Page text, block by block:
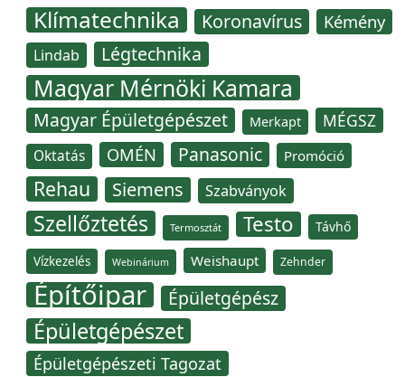
Klímatechnika Koronavírus Kémény
Lindab Légtechnika
Magyar Mérnöki Kamara
Magyar Épületgépészet Merkapt MÉGSZ
Oktatás OMÉN Panasonic Promóció
Rehau Siemens Szabványok
Szellőztetés Termosztát Testo Távhő
Vízkezelés Webinárium Weishaupt Zehnder
Építőipar Épületgépész
Épületgépészet
Épületgépészeti Tagozat